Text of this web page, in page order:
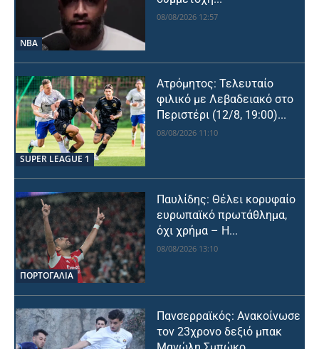
NBA
08/08/2026 12:57
SUPER LEAGUE 1
Ατρόμητος: Τελευταίο
φιλικό με Λεβαδειακό στο
Περιστέρι (12/8, 19:00)...
08/08/2026 11:10
ΠΟΡΤΟΓΑΛΙΑ
Παυλίδης: Θέλει κορυφαίο
ευρωπαϊκό πρωτάθλημα,
όχι χρήμα – Η...
08/08/2026 13:10
Πανσερραϊκός: Ανακοίνωσε
τον 23χρονο δεξιό μπακ